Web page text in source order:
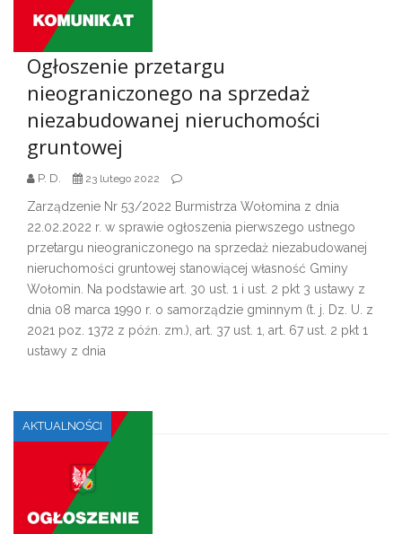
Ogłoszenie przetargu
nieograniczonego na sprzedaż
niezabudowanej nieruchomości
gruntowej
P. D. 23 lutego 2022
Zarządzenie Nr 53/2022 Burmistrza Wołomina z dnia
22.02.2022 r. w sprawie ogłoszenia pierwszego ustnego
przetargu nieograniczonego na sprzedaż niezabudowanej
nieruchomości gruntowej stanowiącej własność Gminy
Wołomin. Na podstawie art. 30 ust. 1 i ust. 2 pkt 3 ustawy z
dnia 08 marca 1990 r. o samorządzie gminnym (t. j. Dz. U. z
2021 poz. 1372 z późn. zm.), art. 37 ust. 1, art. 67 ust. 2 pkt 1
ustawy z dnia
AKTUALNOŚCI